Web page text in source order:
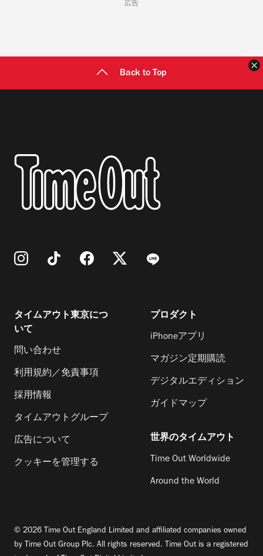
広告
Back to Top
タイムアウト東京につ
いて
問い合わせ
利用規約／免責事項
採用情報
タイムアウトグループ
広告について
クッキーを管理する
プロダクト
iPhoneアプリ
マガジン定期購読
デジタルエディション
ガイドマップ
世界のタイムアウト
Time Out Worldwide
Around the World
© 2026 Time Out England Limited and affiliated companies owned
by Time Out Group Plc. All rights reserved. Time Out is a registered